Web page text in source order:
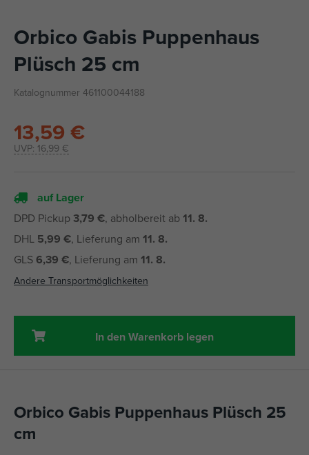
Orbico Gabis Puppenhaus
Plüsch 25 cm
Katalognummer 461100044188
UVP: 16,99 €
13,59 €
auf Lager
DPD Pickup 3,79 €, abholbereit ab 11. 8.
DHL 5,99 €, Lieferung am 11. 8.
GLS6,39 €, Lieferung am 11. 8.
Andere Transportmöglichkeiten
In den Warenkorb legen
Orbico Gabis Puppenhaus Plüsch 25
cm